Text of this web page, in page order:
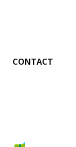
CONTACT